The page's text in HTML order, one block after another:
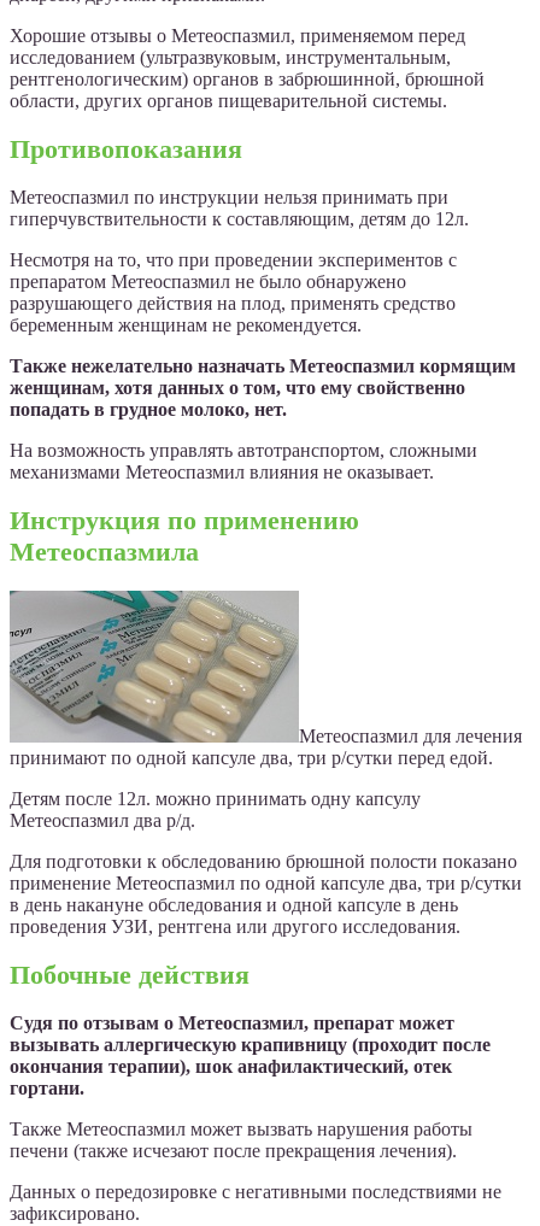
Хорошие отзывы о Метеоспазмил, применяемом перед
исследованием (ультразвуковым, инструментальным,
рентгенологическим) органов в забрюшинной, брюшной
области, других органов пищеварительной системы.
Противопоказания
Метеоспазмил по инструкции нельзя принимать при
гиперчувствительности к составляющим, детям до 12л.
Несмотря на то, что при проведении экспериментов с
препаратом Метеоспазмил не было обнаружено
разрушающего действия на плод, применять средство
беременным женщинам не рекомендуется.
Также нежелательно назначать Метеоспазмил кормящим
женщинам, хотя данных о том, что ему свойственно
попадать в грудное молоко, нет.
На возможность управлять автотранспортом, сложными
механизмами Метеоспазмил влияния не оказывает.
Инструкция по применению
Метеоспазмила
Метеоспазмил для лечения
принимают по одной капсуле два, три р/сутки перед едой.
Детям после 12л. можно принимать одну капсулу
Метеоспазмил два р/д.
Для подготовки к обследованию брюшной полости показано
применение Метеоспазмил по одной капсуле два, три р/сутки
в день накануне обследования и одной капсуле в день
проведения УЗИ, рентгена или другого исследования.
Побочные действия
Судя по отзывам о Метеоспазмил, препарат может
вызывать аллергическую крапивницу (проходит после
окончания терапии), шок анафилактический, отек
гортани.
Также Метеоспазмил может вызвать нарушения работы
печени (также исчезают после прекращения лечения).
Данных о передозировке с негативными последствиями не
зафиксировано.